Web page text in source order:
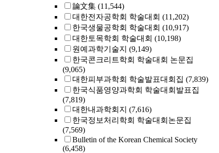
論文集 (11,544)
대한전자공학회 학술대회 (11,202)
한국생물공학회 학술대회 (10,917)
대한토목학회 학술대회 (10,198)
원예과학기술지 (9,149)
한국콘크리트학회 학술대회 논문집
(9,065)
대한피부과학회 학술발표대회집 (7,839)
한국식품영양과학회 학술대회발표집
(7,819)
대한내과학회지 (7,616)
한국정보처리학회 학술대회논문집
(7,569)
Bulletin of the Korean Chemical Society
(6,458)